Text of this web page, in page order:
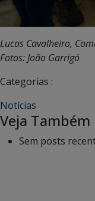
Lucas Cavalheiro,
Fotos: João Garrigó
Categorias :
Notícias
Veja Também
Sem posts